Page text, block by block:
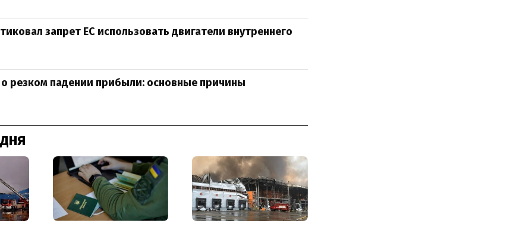
запрет ЕС использовать двигатели внутреннего
о резком падении прибыли: основные причины